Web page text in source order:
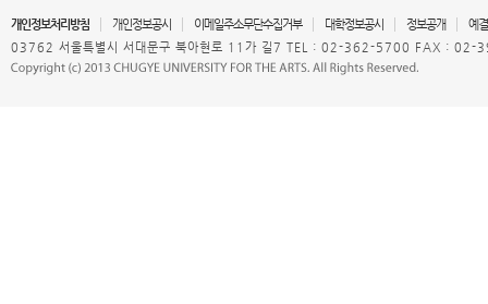
개인정보처리방침 개인정보공시 이메일주소무단수집거부 대학정보공시 정보공개
예
03762 서울특별시 서대문구 북아현로 11가 길7 TEL : 02-362-5700 FAX : 02-